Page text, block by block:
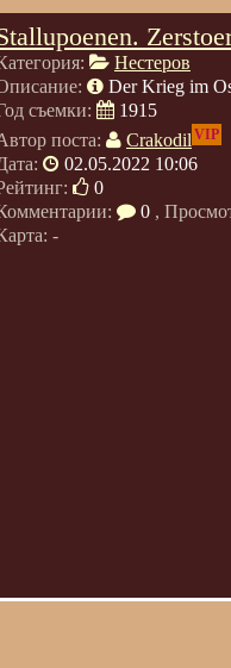
Нестеров
Der Krieg im
съемки:
1915
поста:
Crakodil VIP
02.05.2022 10:06
0
0 ,
-